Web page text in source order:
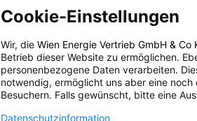
Cookie-Einstellungen
Wir, die Wien Energie Vertrieb GmbH & Co
Betrieb dieser Website zu ermöglichen.
personenbezogene Daten verarbeiten.
notwendig, ermöglicht uns aber eine
Besuchern. Falls gewünscht, bitte eine
Datenschutzinformation